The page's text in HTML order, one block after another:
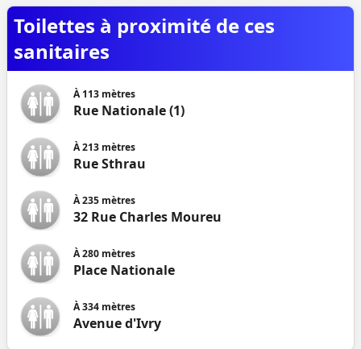
Toilettes à proximité de ces
sanitaires
À113 mètres
Rue Nationale (1)
À213 mètres
Rue Sthrau
À235 mètres
32 Rue Charles Moureu
À280 mètres
Place Nationale
À334 mètres
Avenue d'Ivry